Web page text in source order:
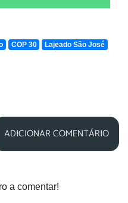
COP 30 Lajeado São José
ADICIONAR COMENTÁRIO
a comentar!